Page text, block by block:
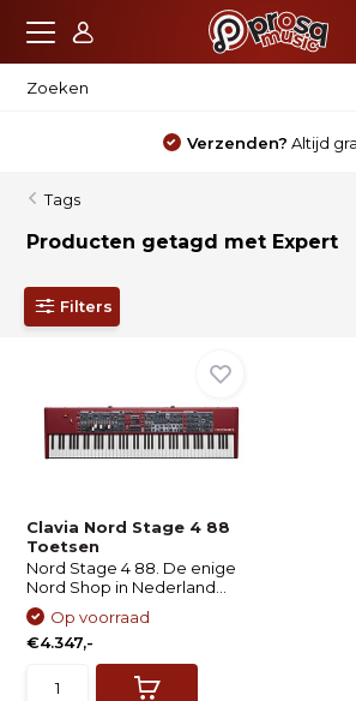
Verzenden? Altijd
Tags
Producten getagd met Expert
Filters
Clavia Nord Stage 4 88
Toetsen
Nord Stage 4 88. De enige
Nord Shop in Nederland...
Op voorraad
€4.347,-